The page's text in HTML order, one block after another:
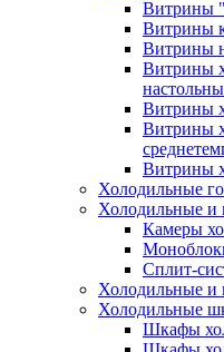
Витрины
Витрины
Витрины
Витрины
Витрины
Витрины
Витрины
Холодильные
Холодильные и
Камеры
Сплит-
Холодильные и
Холодильные
Шкафы